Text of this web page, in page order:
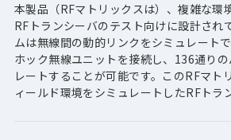
本製品（RFマトリックスは）、複雑な環
RFトランシーバのテスト向けに設計され
ムは無線間の動的リンクをシミュレート
ホック無線ユニットを接続し、136通り
レートすることが可能です。このRFマト
ィールド環境をシミュレートしたRFトラ